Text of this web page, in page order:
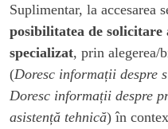
Suplimentar, la accesarea
posibilitatea de
specializat, prin alegerea/
(Doresc informații despre
Doresc informații despre
asistență tehnică) în